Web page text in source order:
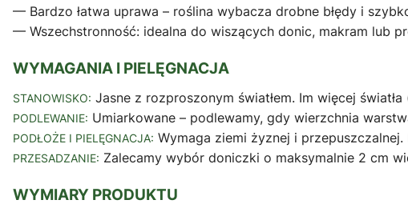
— Bardzo łatwa uprawa – roślina wybacza drobne błędy i
— Wszechstronność: idealna do wiszących donic, makram lub
WYMAGANIA I PIELĘGNACJA
STANOWISKO: Jasne z rozproszonym światłem. Im więcej
PODLEWANIE: Umiarkowane – podlewamy, gdy wierzchnia
PODŁOŻE I PIELĘGNACJA: Wymaga ziemi żyznej i
PRZESADZANIE: Zalecamy wybór doniczki o maksymalnie 2 cm
WYMIARY PRODUKTU